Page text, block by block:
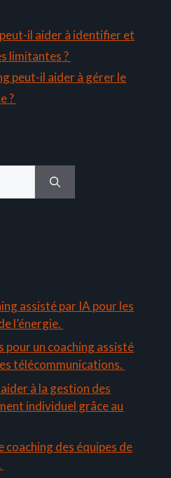
il aider à identifier et
limitantes ?
peut-il aider à gérer le
?
assisté par IA pour les
l’énergie.
pour un coaching assisté
télécommunications.
à la gestion des
individuel grâce au
coaching des équipes de